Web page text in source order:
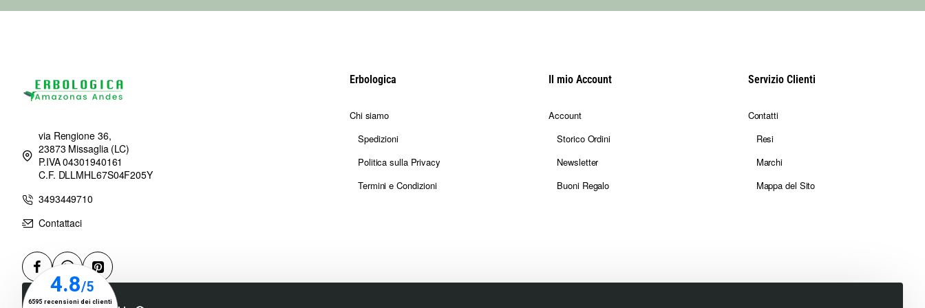
via Rengione 36,
23873 Missaglia (LC)
P.IVA 04301940161
C.F. DLLMHL67S04F205Y
3493449710
Contattaci
Erbologica
Chi siamo
Spedizioni
Politica sulla Privacy
Termini e Condizioni
Il mio Account
Account
Storico Ordini
Newsletter
Buoni Regalo
Servizio Clienti
Contatti
Resi
Marchi
Mappa del Sito